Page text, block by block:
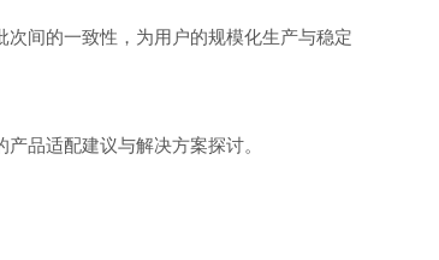
间的一致性，为用户的规模化生产与稳定
品适配建议与解决方案探讨。